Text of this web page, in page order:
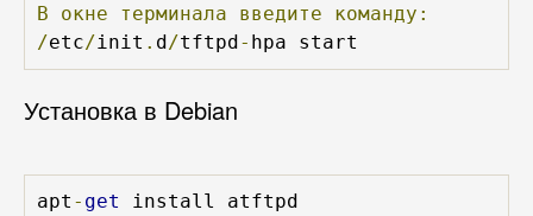
В окне терминала введите
команду:
/etc/init . d/tftpd- hpa start
Установка в Debian
apt - get
install atftpd